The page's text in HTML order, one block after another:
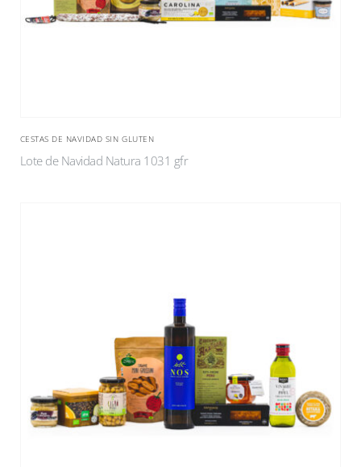
CESTAS DE NAVIDAD SIN GLUTEN
Lote de Navidad Natura 1031 gfr